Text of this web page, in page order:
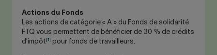
Actions du Fonds
Les actions de catégorie « A » du Fonds de solidarité
FTQ vous permettent de bénéficier de 30 % de crédits
d'impôt
pour fonds de travailleurs.